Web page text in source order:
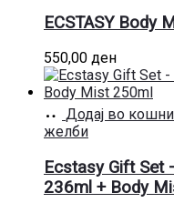
ECSTASY Body
550,00 ден
Додај во
желби
Ecstasy Gift Set
236ml + Body